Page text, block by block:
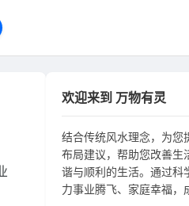
欢迎来到 万物有灵
结合传统风水理念，为您
布局建议，帮助您改善生
谐与顺利的生活。通过科
力事业腾飞、家庭幸福，